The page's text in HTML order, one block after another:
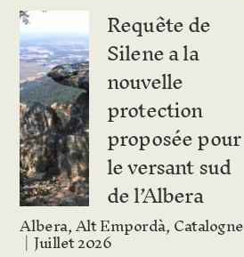
Requête de
Silene a la
nouvelle
protection
proposée pour
le versant sud
de l’Albera
Albera, Alt Empordà, Catalogne
Juillet 2026